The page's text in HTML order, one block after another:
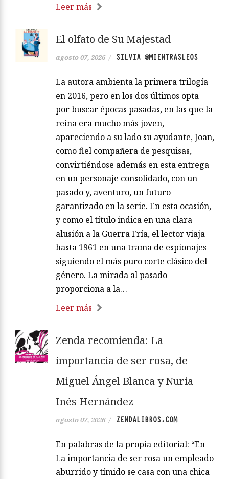
Leer más
El olfato de Su Majestad
agosto 07, 2026 / SILVIA @MIENTRASLEOS
La autora ambienta la primera trilogía
en 2016, pero en los dos últimos opta
por buscar épocas pasadas, en las que la
reina era mucho más joven,
apareciendo a su lado su ayudante, Joan,
como fiel compañera de pesquisas,
convirtiéndose además en esta entrega
en un personaje consolidado, con un
pasado y, aventuro, un futuro
garantizado en la serie. En esta ocasión,
y como el título indica en una clara
alusión a la Guerra Fría, el lector viaja
hasta 1961 en una trama de espionajes
siguiendo el más puro corte clásico del
género. La mirada al pasado
proporciona a la…
Leer más
Zenda recomienda: La
importancia de ser rosa, de
Miguel Ángel Blanca y Nuria
Inés Hernández
agosto 07, 2026 / ZENDALIBROS.COM
En palabras de la propia editorial: “En
La importancia de ser rosa un empleado
aburrido y tímido se casa con una chica